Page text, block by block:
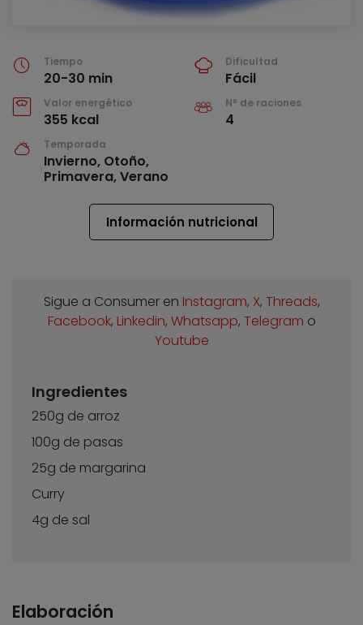
Tiempo
20-30 min
Dificultad
Fácil
Valor energético
355 kcal
Nº de raciones
4
Temporada
Invierno, Otoño,
Primavera, Verano
Información nutricional
Sigue a Consumer en Instagram, X, Threads,
Facebook, Linkedin, Whatsapp, Telegram o
Youtube
Ingredientes
250g de arroz
100g de pasas
25g de margarina
Curry
4g de sal
Elaboración